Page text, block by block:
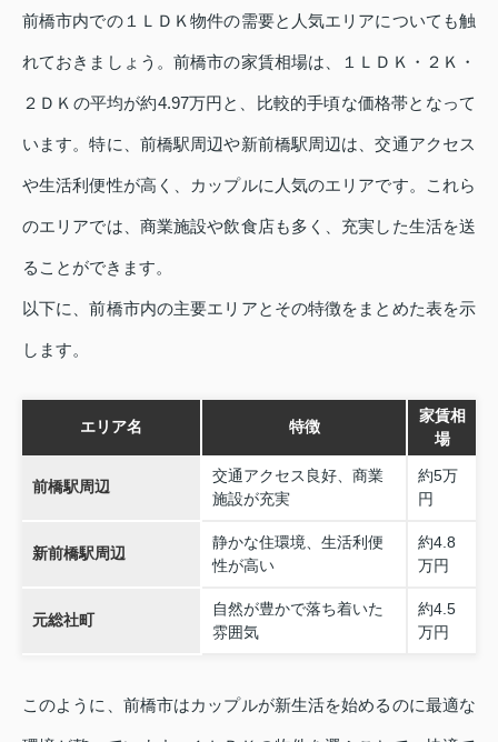
前橋市内での１ＬＤＫ物件の需要と人気エリアについても触
れておきましょう。前橋市の家賃相場は、１ＬＤＫ・２Ｋ・
２ＤＫの平均が約4.97万円と、比較的手頃な価格帯となって
います。特に、前橋駅周辺や新前橋駅周辺は、交通アクセス
や生活利便性が高く、カップルに人気のエリアです。これら
のエリアでは、商業施設や飲食店も多く、充実した生活を送
ることができます。
以下に、前橋市内の主要エリアとその特徴をまとめた表を示
します。
エリア名 特徴
家賃相
場
前橋駅周辺
交通アクセス良好、商業
施設が充実
約5万
円
新前橋駅周辺
静かな住環境、生活利便
性が高い
約4.8
万円
元総社町
自然が豊かで落ち着いた
雰囲気
約4.5
万円
このように、前橋市はカップルが新生活を始めるのに最適な